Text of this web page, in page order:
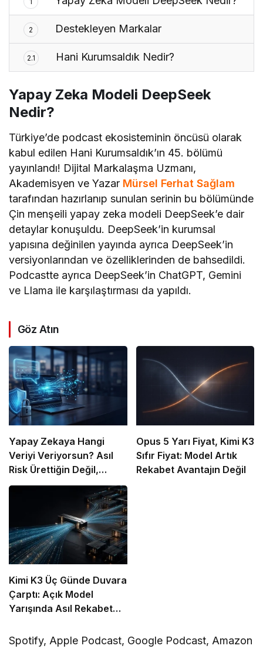
1
2 Destekleyen Markalar
2.1 Hani Kurumsaldık Nedir?
Yapay Zeka Modeli DeepSeek
Nedir?
Türkiye’de podcast ekosisteminin öncüsü olarak
kabul edilen Hani Kurumsaldık’ın 45. bölümü
yayınlandı! Dijital Markalaşma Uzmanı,
Akademisyen ve Yazar Mürsel Ferhat Sağlam
tarafından hazırlanıp sunulan serinin bu bölümünde
Çin menşeili yapay zeka modeli DeepSeek’e dair
detaylar konuşuldu. DeepSeek’in kurumsal
yapısına değinilen yayında ayrıca DeepSeek’in
versiyonlarından ve özelliklerinden de bahsedildi.
Podcastte ayrıca DeepSeek’in ChatGPT, Gemini
ve Llama ile karşılaştırması da yapıldı.
Göz Atın
Yapay Zekaya Hangi
Veriyi Veriyorsun? Asıl
Risk Ürettiğin Değil,
Verdiğin Veride
Opus 5 Yarı Fiyat, Kimi K3
Sıfır Fiyat: Model Artık
Rekabet Avantajın Değil
Kimi K3 Üç Günde Duvara
Çarptı: Açık Model
Yarışında Asıl Rekabet
Spotify, Apple Podcast, Google Podcast, Amazon